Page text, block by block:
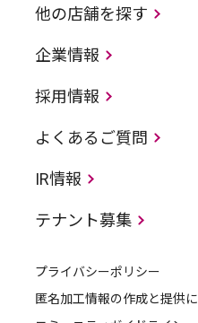
他の店舗を探す
企業情報
採用情報
よくあるご質問
IR情報
テナント募集
プライバシーポリシー
匿名加工情報の作成と提供